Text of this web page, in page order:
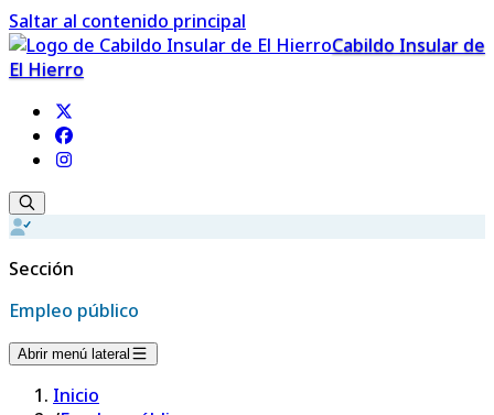
Saltar al contenido principal
Cabildo Insular de
El Hierro
Sección
Empleo público
Abrir menú lateral
Inicio